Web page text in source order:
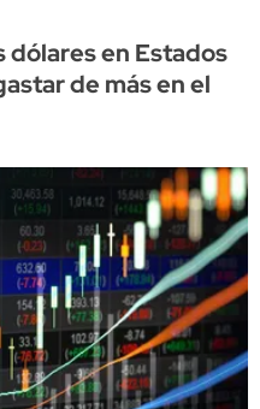
dólares en Estados
de más en el